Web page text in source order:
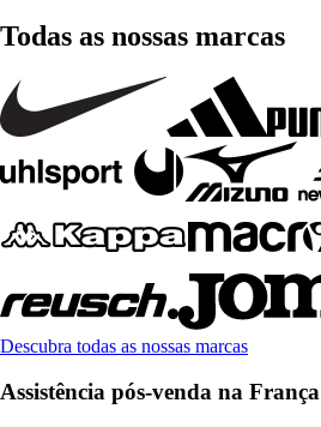
Todas as nossas marcas
Descubra todas as nossas marcas
Assistência pós-venda na França